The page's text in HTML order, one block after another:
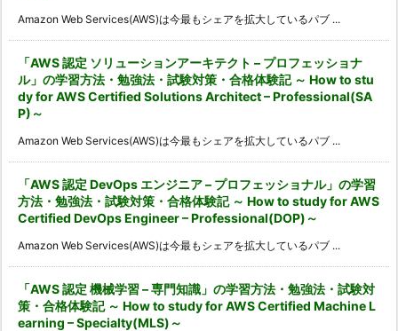
Amazon Web Services(AWS)は今最もシェアを拡大しているパブ ...
「AWS 認定 ソリューションアーキテクト – プロフェッショナ
ル」の学習方法・勉強法・試験対策・合格体験記 ～ How to stu
dy for AWS Certified Solutions Architect – Professional(SA
P)～
Amazon Web Services(AWS)は今最もシェアを拡大しているパブ ...
「AWS 認定 DevOps エンジニア – プロフェッショナル」の学習
方法・勉強法・試験対策・合格体験記 ～ How to study for AWS
Certified DevOps Engineer – Professional(DOP)～
Amazon Web Services(AWS)は今最もシェアを拡大しているパブ ...
「AWS 認定 機械学習 – 専門知識」の学習方法・勉強法・試験対
策・合格体験記 ～ How to study for AWS Certified Machine L
earning – Specialty(MLS)～